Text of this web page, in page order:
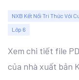
NXB Kết Nối Tri Thức Với
Lớp 6
Xem chi tiết file
của nhà xuất bản